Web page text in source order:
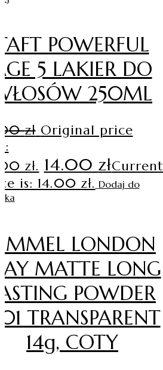
POWERFUL
5 LAKIER DO
250ML
zł Original price
zł. 14.00 złCurrent
is: 14.00 zł. Dodaj do
LONDON
MATTE LONG
POWDER
TRANSPARENT
14g, COTY